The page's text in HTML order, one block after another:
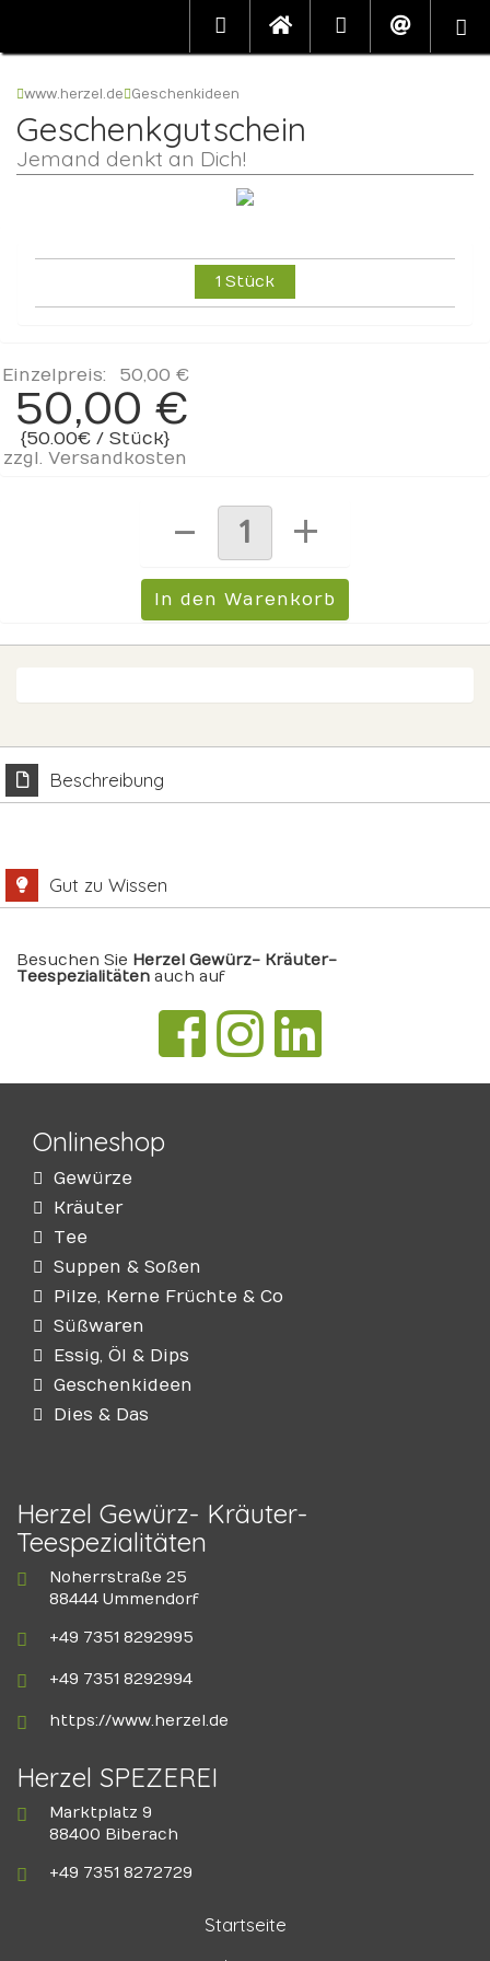
www.herzel.de Geschenkideen
Geschenkgutschein
Jemand denkt an Dich!
1 Stück
Einzelpreis: 50,00 €
50,00 €
{50.00€ / Stück}
zzgl. Versandkosten
Beschreibung
Gut zu Wissen
Besuchen Sie Herzel Gewürz- Kräuter-
Teespezialitäten auch auf
Onlineshop
Gewürze
Kräuter
Tee
Suppen & Soßen
Pilze, Kerne Früchte & Co
Süßwaren
Essig, Öl & Dips
Geschenkideen
Dies & Das
Herzel Gewürz- Kräuter-
Teespezialitäten
Noherrstraße 25
88444 Ummendorf
+49 7351 8292995
+49 7351 8292994
https://www.herzel.de
Herzel SPEZEREI
Marktplatz 9
88400 Biberach
+49 7351 8272729
Startseite